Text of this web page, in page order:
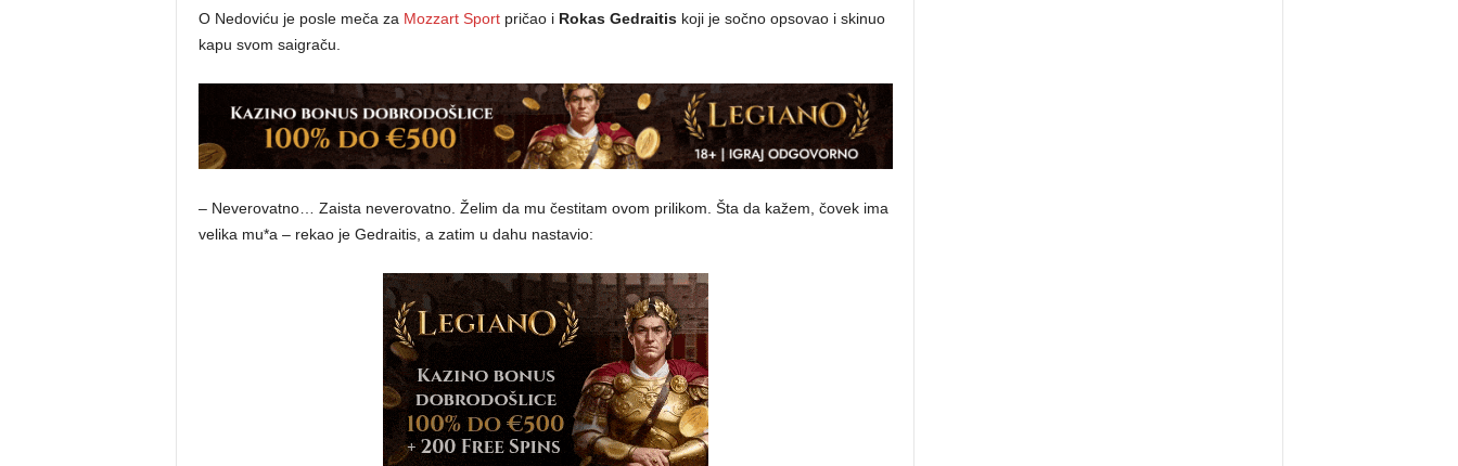
O Nedoviću je posle meča za Mozzart Sportpričao i Rokas Gedraitiskoji je sočno opsovao i skinuo
kapu svom saigraču.
– Neverovatno… Zaista neverovatno. Želim da mu čestitam ovom prilikom. Šta da kažem, čovek ima
velika mu*a – rekao je Gedraitis, a zatim u dahu nastavio: